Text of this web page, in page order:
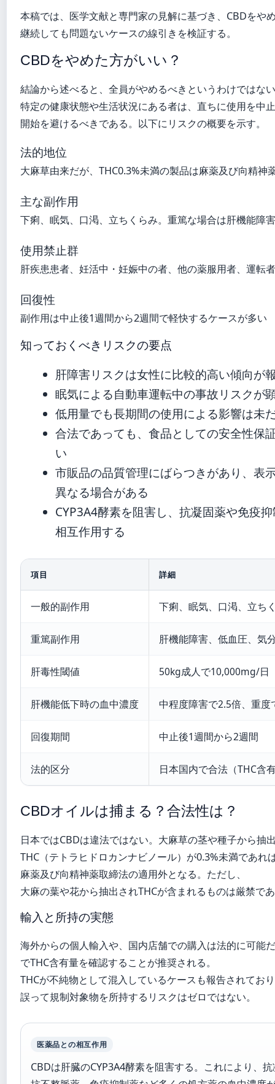
本稿では、医学文献と専門家の見解に基づき、CBDをや
継続しても問題ないケースの線引きを検証する。
CBDをやめた方がいい？
結論から述べると、全員がやめるべきというわけではな
特定の健康状態や生活状況にある者は、直ちに使用を中
開始を避けるべきである。以下にリスクの概要を示す。
法的地位
大麻草由来だが、THC0.3%未満の製品は麻薬及び向精神
主な副作用
下痢、眠気、口渇、立ちくらみ。重篤な場合は肝機能障
使用禁止群
肝疾患患者、妊活中・妊娠中の者、他の薬服用者、運転者
回復性
副作用は中止後1週間から2週間で軽快するケースが多い
知っておくべきリスクの要点
肝障害リスクは女性に比較的高い傾向が
眠気による自動車運転中の事故リスクが
低用量でも長期間の使用による影響は未
合法であっても、食品としての安全性保
い
市販品の品質管理にばらつきがあり、表
異なる場合がある
CYP3A4酵素を阻害し、抗凝固薬や免疫
相互作用する
項目 詳細
一般的副作用 下痢、眠気、口渇、立ち
重篤副作用 肝機能障害、低血圧、気
肝毒性閾値 50kg成人で10,000mg/日
肝機能低下時の血中濃度 中程度障害で2.5倍、重度
回復期間 中止後1週間から2週間
法的区分 日本国内で合法（THC含
CBDオイルは捕まる？合法性は？
日本ではCBDは違法ではない。大麻草の茎や種子から抽
THC（テトラヒドロカンナビノール）が0.3%未満であれ
麻薬及び向精神薬取締法の適用外となる。ただし、
大麻の葉や花から抽出されTHCが含まれるものは厳禁で
輸入と所持の実態
海外からの個人輸入や、国内店舗での購入は法的に可能
でTHC含有量を確認することが推奨される。
THCが不純物として混入しているケースも報告されてお
誤って規制対象物を所持するリスクはゼロではない。
医薬品との相互作用
CBDは肝臓のCYP3A4酵素を阻害する。これにより、